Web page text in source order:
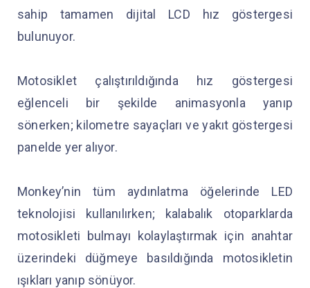
sahip tamamen dijital LCD hız göstergesi
bulunuyor.
Motosiklet çalıştırıldığında hız göstergesi
eğlenceli bir şekilde animasyonla yanıp
sönerken; kilometre sayaçları ve yakıt göstergesi
panelde yer alıyor.
Monkey’nin tüm aydınlatma öğelerinde LED
teknolojisi kullanılırken; kalabalık otoparklarda
motosikleti bulmayı kolaylaştırmak için anahtar
üzerindeki düğmeye basıldığında motosikletin
ışıkları yanıp sönüyor.